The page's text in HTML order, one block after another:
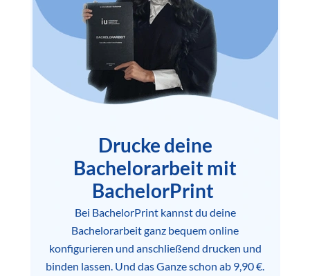
Drucke deine
Bachelorarbeit mit
BachelorPrint
Bei BachelorPrint kannst du deine
Bachelorarbeit ganz bequem online
konfigurieren und anschließend drucken und
binden lassen. Und das Ganze schon ab 9,90 €.